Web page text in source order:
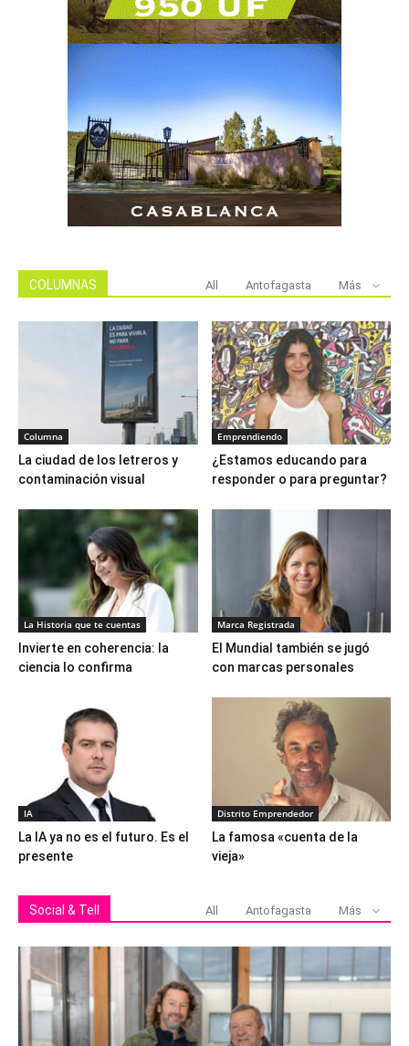
COLUMNAS All Antofagasta Más
Columna
La ciudad de los letreros y
contaminación visual
Emprendiendo
¿Estamos educando para
responder o para preguntar?
La Historia que te cuentas
Invierte en coherencia: la
ciencia lo confirma
Marca Registrada
El Mundial también se jugó
con marcas personales
IA
La IA ya no es el futuro. Es el
presente
Distrito Emprendedor
La famosa «cuenta de la
vieja»
Social & Tell All Antofagasta Más